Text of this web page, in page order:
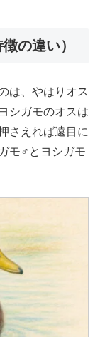
の違い）
は、やはりオス
シガモのオスは
さえれば遠目に
モ♂とヨシガモ